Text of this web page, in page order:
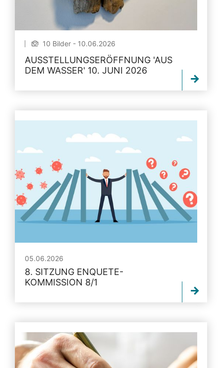
10 Bilder - 10.06.2026
AUSSTELLUNGSERÖFFNUNG 'AUS
DEM WASSER' 10. JUNI 2026
05.06.2026
8. SITZUNG ENQUETE-
KOMMISSION 8/1